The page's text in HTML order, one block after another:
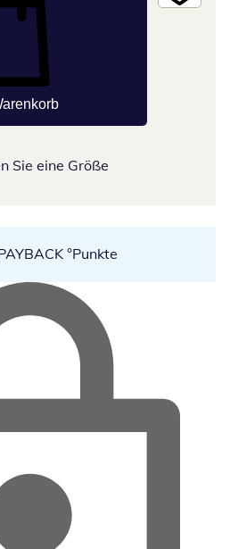
Sie eine Größe
°Punkte